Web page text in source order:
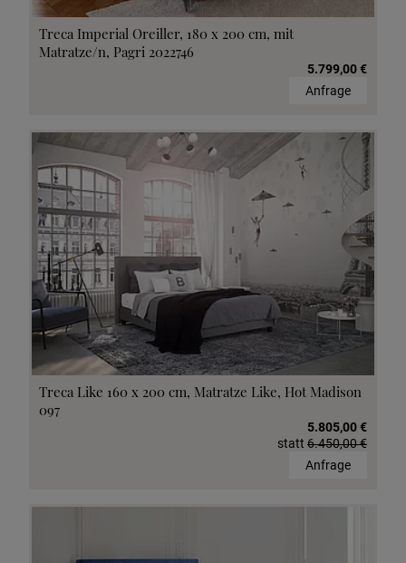
Treca Imperial Oreiller, 180 x 200 cm, mit
Matratze/n, Pagri 2022746
5.799,00 €
Anfrage
Treca Like 160 x 200 cm, Matratze Like, Hot Madison
097
5.805,00 €
statt 6.450,00 €
Anfrage